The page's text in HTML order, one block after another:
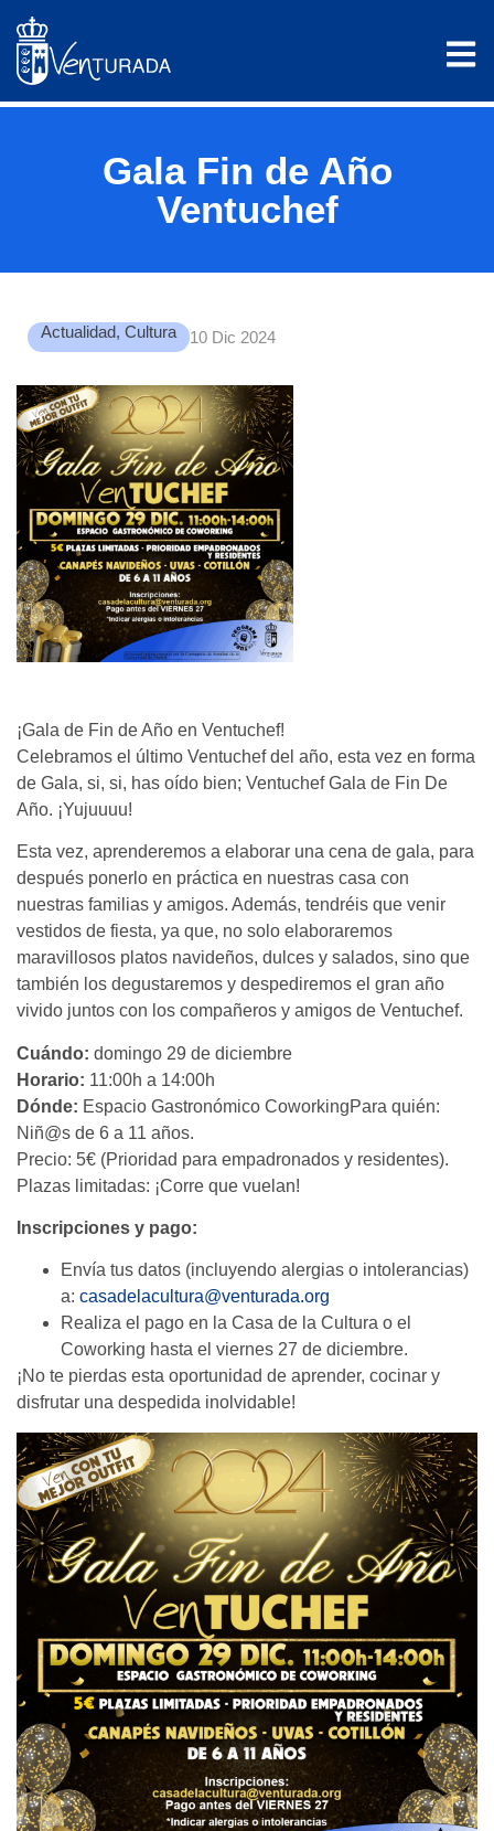
Gala Fin de Año
Ventuchef
Actualidad, Cultura 10 Dic 2024
¡Gala de Fin de Año en Ventuchef!
Celebramos el último Ventuchef del año, esta vez en forma
de Gala, si, si, has oído bien; Ventuchef Gala de Fin De
Año. ¡Yujuuuu!
Esta vez, aprenderemos a elaborar una cena de gala, para
después ponerlo en práctica en nuestras casa con
nuestras familias y amigos. Además, tendréis que venir
vestidos de fiesta, ya que, no solo elaboraremos
maravillosos platos navideños, dulces y salados, sino que
también los degustaremos y despediremos el gran año
vivido juntos con los compañeros y amigos de Ventuchef.
Cuándo: domingo 29 de diciembre
Horario: 11:00h a 14:00h
Dónde: Espacio Gastronómico CoworkingPara quién:
Niñ@s de 6 a 11 años.
Precio: 5€ (Prioridad para empadronados y residentes).
Plazas limitadas: ¡Corre que vuelan!
Inscripciones y pago:
Envía tus datos (incluyendo alergias o intolerancias)
a: casadelacultura@venturada.org
Realiza el pago en la Casa de la Cultura o el
Coworking hasta el viernes 27 de diciembre.
¡No te pierdas esta oportunidad de aprender, cocinar y
disfrutar una despedida inolvidable!